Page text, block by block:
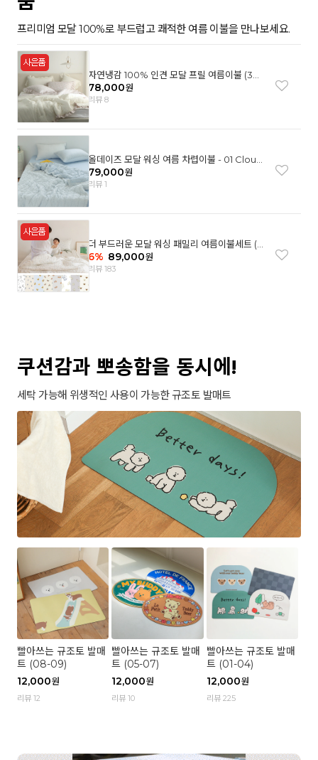
프리미엄 모달 100%로 부드럽고 쾌적한 여름 이불을 만나보세요.
자연냉감 100% 인견 모달 프릴 여름이불 (3컬
러)
78,000원
리뷰 8
올데이즈 모달 워싱 여름 차렵이불 - 01 Cloud
garden(SS)
79,000원
리뷰 1
더 부드러운 모달 워싱 패밀리 여름이불세트 (8
컬러)
6% 89,000원
리뷰 183
쿠션감과 뽀송함을 동시에!
세탁 가능해 위생적인 사용이 가능한 규조토 발매트
빨아쓰는 규조토 발매
트 (08-09)
12,000원
리뷰 12
빨아쓰는 규조토 발매
트 (05-07)
12,000원
리뷰 10
빨아쓰는 규조토 발매
트 (01-04)
12,000원
리뷰 225